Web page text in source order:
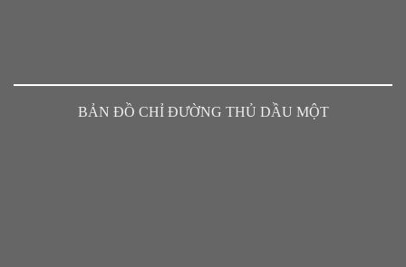
BẢN ĐỒ CHỈ ĐƯỜNG THỦ DẦU MỘT